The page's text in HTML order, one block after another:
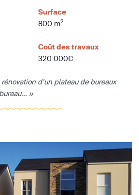
Surface
800 m2
Coût des travaux
320 000€
d’un plateau de bureaux
»